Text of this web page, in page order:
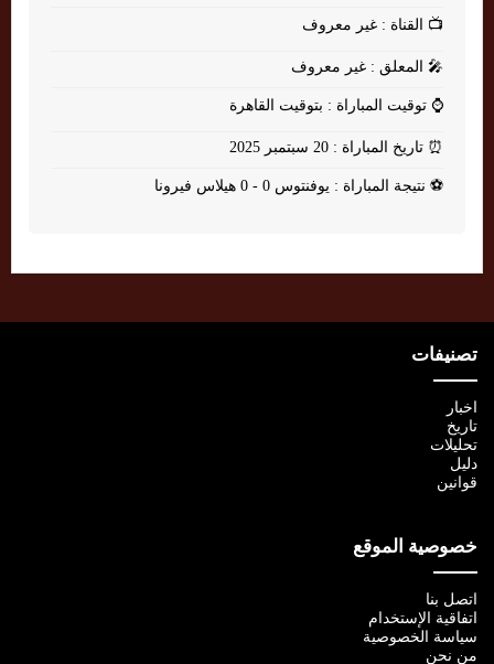
📺 القناة : غير معروف
🎤 المعلق : غير معروف
⌚ توقيت المباراة : بتوقيت القاهرة
⏰ تاريخ المباراة : 20 سبتمبر 2025
⚽ نتيجة المباراة : يوفنتوس 0 - 0 هيلاس فيرونا
تصنيفات
اخبار
تاريخ
تحليلات
دليل
قوانين
خصوصية الموقع
اتصل بنا
اتفاقية الإستخدام
سياسة الخصوصية
من نحن